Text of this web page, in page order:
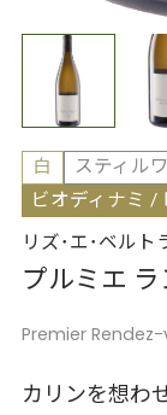
白 スティル
ビオディナミ /
リズ･エ･ベルト
プルミエ
Premier
カリンを想わ